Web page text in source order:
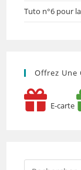
Tuto n°6 pour
Offrez Une
E-carte